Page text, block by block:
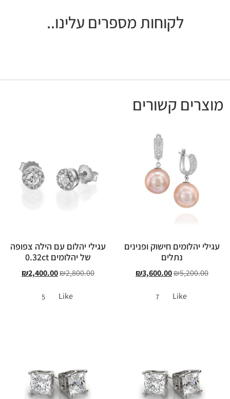
לקוחות מספרים עלינו..
מוצרים קשורים
עגילי יהלומים חישוק ופנינים
נתלים
₪5,200.00
₪3,600.00
Like
7
עגילי יהלום עם הילה צפופה
של יהלומים 0.32ct
₪2,800.00
₪2,400.00
Like
5